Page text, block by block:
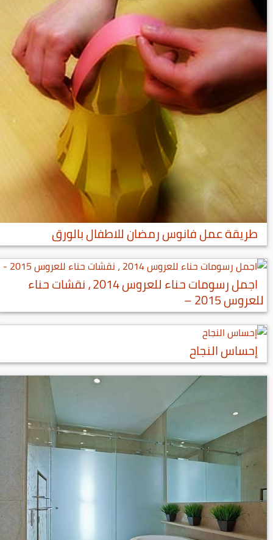
طريقة عمل فانوس رمضان للاطفال بالورق
اجمل رسومات حناء للعروس 2014 ، نقشات حناء
للعروس 2015 –
إحساس النجاح